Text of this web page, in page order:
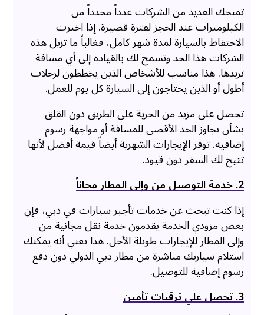
تمنحك العديد من الشركات عدداً محدداً من
الكيلومترات عند الحجز لفترة قصيرة. إذا اخترت
الاحتفاظ بالسيارة لمدة شهر كامل، فغالباً ما تزيل هذه
الشركات هذا الحد وتسمح لك بالقيادة إلى أي مسافة
تريدها. هذا مناسب للأشخاص الذين يخططون لرحلات
أطول أو الذين يحتاجون إلى السيارة كل يوم للعمل.
تحصل على مزيد من الحرية على الطريق دون القلق
بشأن تجاوز الحد الأقصى للمسافة أو مواجهة رسوم
إضافية. توفر الإيجارات الشهرية أيضاً قيمة أفضل لأنها
تتيح لك السفر دون قيود.
2. خدمة التوصيل من وإلى المطار مجاناً
إذا كنت تبحث عن خدمات تأجير سيارات في دبي، فإن
بعض مزودي الخدمة يقدمون خدمة نقل مجانية من
وإلى المطار للإيجارات طويلة الأجل. هذا يعني أنه يمكنك
استلام سيارتك مباشرة من مطار دبي الدولي دون دفع
رسوم إضافية للتوصيل.
3. تحصل علي ترقيات تأمين